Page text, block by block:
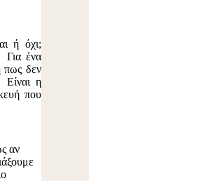
ή όχι;
ένα
πως δεν
η
που
αν